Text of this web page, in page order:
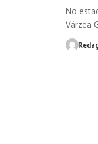
No
Várzea